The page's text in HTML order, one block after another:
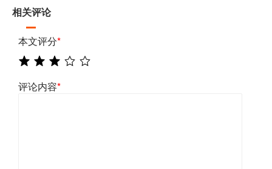
相关评论
本文评分*
评论内容*